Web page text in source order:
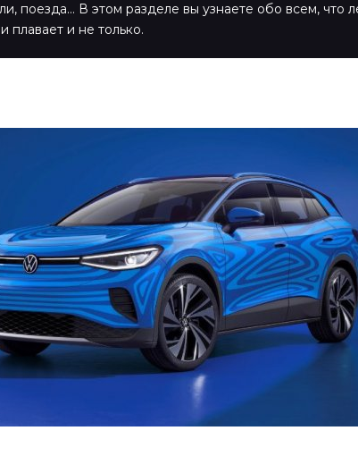
поезда… В этом разделе вы узнаете обо всем, что
плавает и не только.